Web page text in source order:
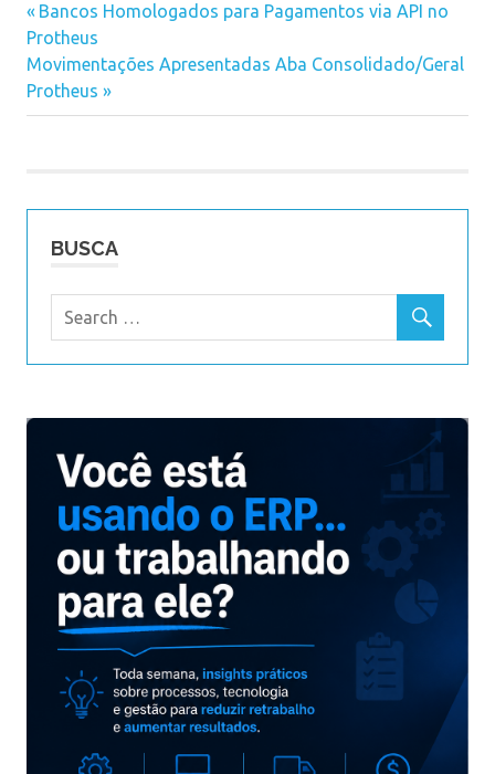
Navegação
de
Post
Previous
Post:
Bancos Homologados para Pagamentos via API no
Protheus
Next
Post:
Movimentações Apresentadas Aba Consolidado/Geral
Protheus
BUSCA